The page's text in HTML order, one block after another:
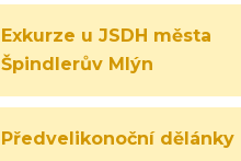
Exkurze u JSDH města
Špindlerův Mlýn
Předvelikonoční dělánky